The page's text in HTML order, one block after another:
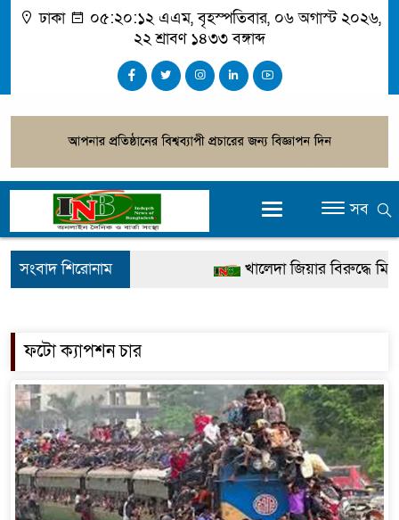
ঢাকা ০৫:২০:১২ এএম, বৃহস্পতিবার, ০৬ অগাস্ট ২০২৬,
২২ শ্রাবণ ১৪৩৩ বঙ্গাব্দ
সব
সংবাদ শিরোনাম
খালেদা জিয়ার বিরুদ্ধে
দেশটা আমাদের সবার,
হবে: প্রধানমন্ত্রী
১৫ মাস পর দেশে ফিরছেন
পুলিশ কোনো দলের বা
ফটো ক্যাপশন চার